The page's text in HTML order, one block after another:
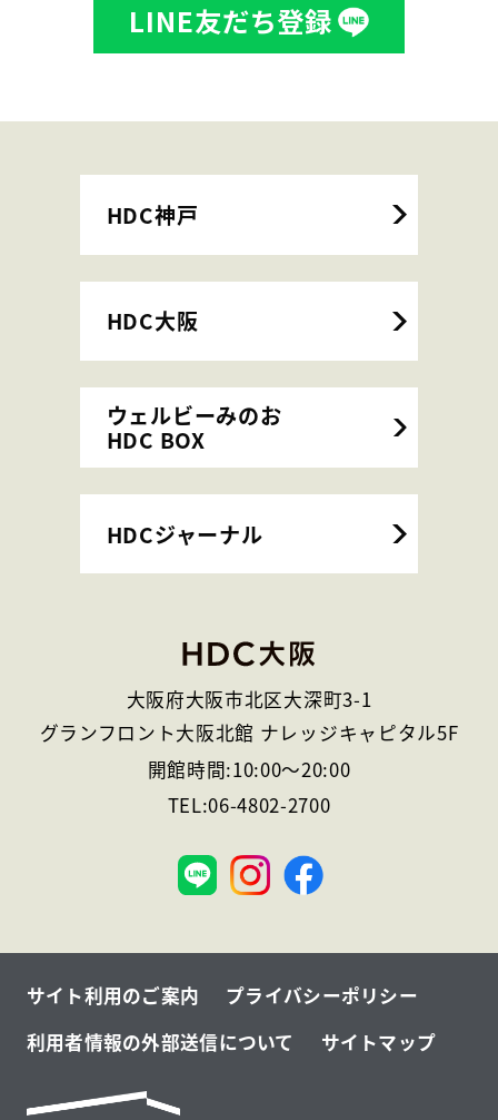
LINE友だち登録
HDC神戸
HDC大阪
ウェルビーみのお
HDC BOX
HDCジャーナル
大阪府大阪市北区大深町3-1
グランフロント大阪北館 ナレッジキャピタル5F
開館時間:10:00～20:00
TEL:06-4802-2700
大
阪
サイト利用のご案内
プライバシーポリシー
利用者情報の外部送信について
サイトマップ